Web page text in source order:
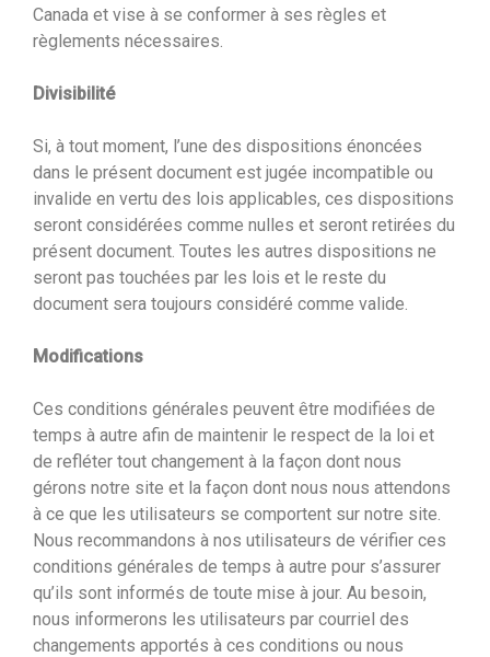
Canada et vise à se conformer à ses règles et
règlements nécessaires.
Divisibilité
Si, à tout moment, l’une des dispositions énoncées
dans le présent document est jugée incompatible ou
invalide en vertu des lois applicables, ces dispositions
seront considérées comme nulles et seront retirées du
présent document. Toutes les autres dispositions ne
seront pas touchées par les lois et le reste du
document sera toujours considéré comme valide.
Modifications
Ces conditions générales peuvent être modifiées de
temps à autre afin de maintenir le respect de la loi et
de refléter tout changement à la façon dont nous
gérons notre site et la façon dont nous nous attendons
à ce que les utilisateurs se comportent sur notre site.
Nous recommandons à nos utilisateurs de vérifier ces
conditions générales de temps à autre pour s’assurer
qu’ils sont informés de toute mise à jour. Au besoin,
nous informerons les utilisateurs par courriel des
changements apportés à ces conditions ou nous